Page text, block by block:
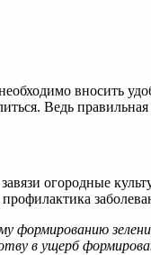
вносить
Ведь правильная
огородные
формированию
в ущерб